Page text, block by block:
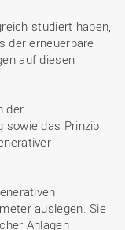
studiert haben,
der erneuerbare
auf diesen
der
sowie das Prinzip
auslegen. Sie
Anlagen